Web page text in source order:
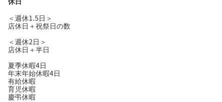
＜週休1.5日＞
店休日＋祝祭日の数
＜週休2日＞
店休日＋半日
夏季休暇4日
年末年始休暇4日
有給休暇
育児休暇
慶弔休暇